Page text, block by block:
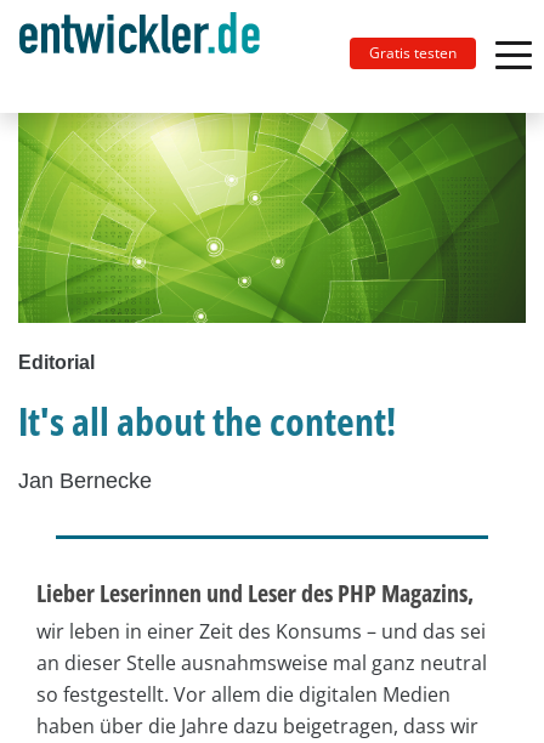
Gratis testen
Editorial
It's all about the content!
Jan Bernecke
Lieber Leserinnen und Leser des PHP Magazins,
wir leben in einer Zeit des Konsums – und das sei
an dieser Stelle ausnahmsweise mal ganz neutral
so festgestellt. Vor allem die digitalen Medien
haben über die Jahre dazu beigetragen, dass wir